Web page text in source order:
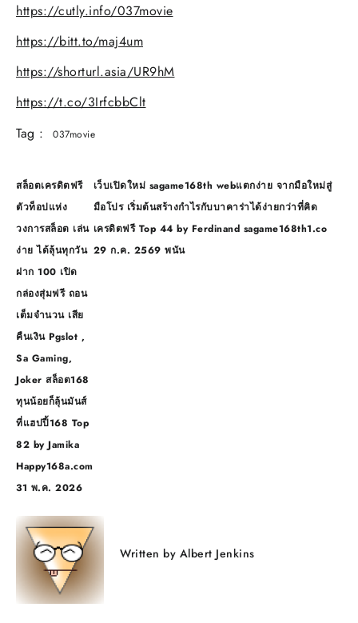
https://cutly.info/037movie
https://bitt.to/maj4um
https://shorturl.asia/UR9hM
https://t.co/3IrfcbbClt
Tag :
037movie
แนะแนว
เรื่อง
สล็อตเครดิตฟรี
ตัวท็อปแห่ง
วงการสล็อต เล่น
ง่าย ได้ลุ้นทุกวัน
ฝาก 100 เปิด
กล่องสุ่มฟรี ถอน
เต็มจำนวน เสีย
คืนเงิน Pgslot ,
Sa Gaming,
Joker สล็อต168
ทุนน้อยก็ลุ้นมันส์
ที่แฮปปี้168 Top
82 by Jamika
Happy168a.com
31 พ.ค. 2026
เว็บเปิดใหม่ sagame168th webแตกง่าย จากมือใหม่สู่
มือโปร เริ่มต้นสร้างกำไรกับบาคาร่าได้ง่ายกว่าที่คิด
เครดิตฟรี Top 44 by Ferdinand sagame168th1.co
29 ก.ค. 2569 พนัน
Written by Albert Jenkins